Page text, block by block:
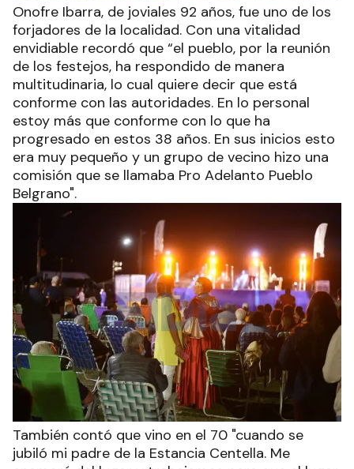
Onofre Ibarra, de joviales 92 años, fue uno de los
forjadores de la localidad. Con una vitalidad
envidiable recordó que “el pueblo, por la reunión
de los festejos, ha respondido de manera
multitudinaria, lo cual quiere decir que está
conforme con las autoridades. En lo personal
estoy más que conforme con lo que ha
progresado en estos 38 años. En sus inicios esto
era muy pequeño y un grupo de vecino hizo una
comisión que se llamaba Pro Adelanto Pueblo
Belgrano".
También contó que vino en el 70 "cuando se
jubiló mi padre de la Estancia Centella. Me